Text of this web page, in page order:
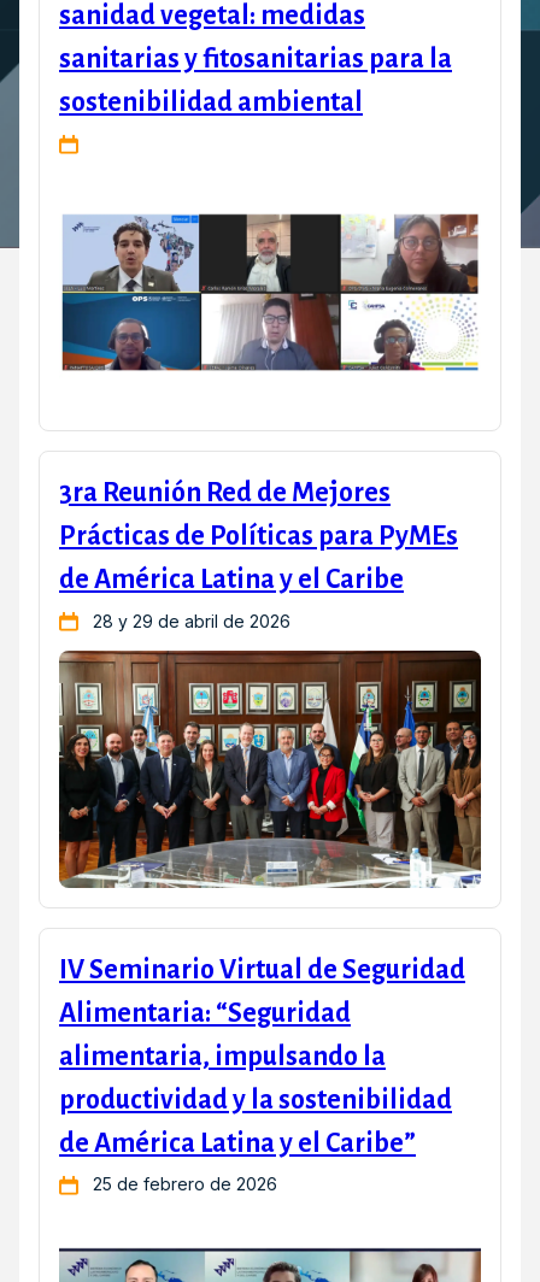
sanidad vegetal: medidas
sanitarias y fitosanitarias para la
sostenibilidad ambiental
3ra Reunión Red de Mejores
Prácticas de Políticas para PyMEs
de América Latina y el Caribe
28 y 29 de abril de 2026
IV Seminario Virtual de Seguridad
Alimentaria: “Seguridad
alimentaria, impulsando la
productividad y la sostenibilidad
de América Latina y el Caribe”
25 de febrero de 2026